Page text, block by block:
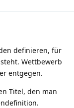
definieren, für
Wettbewerb
entgegen.
Titel, den man